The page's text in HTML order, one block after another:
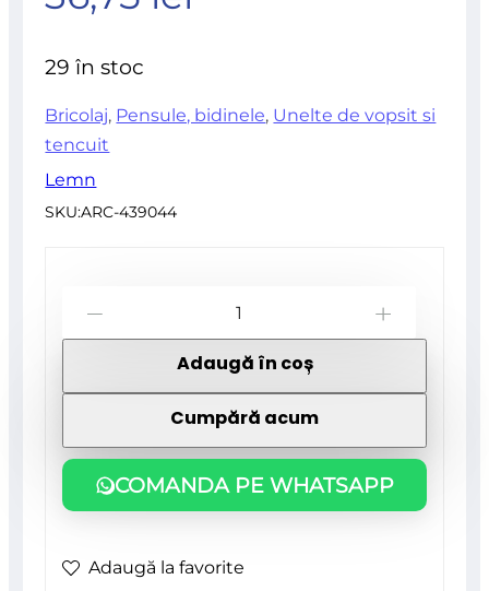
29 în stoc
Bricolaj, Pensule, bidinele, Unelte de vopsit si
tencuit
Lemn
SKU:ARC-439044
COMANDA PE WHATSAPP
Pensula
20
SB,
BEOROL
Adaugă în coș
Cumpără acum
Adaugă la favorite